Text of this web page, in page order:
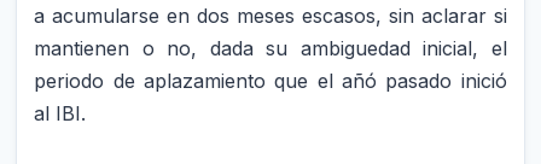
a acumularse en dos meses escasos, sin aclarar si
mantienen o no, dada su ambiguedad inicial, el
periodo de aplazamiento que el añó pasado inició
al IBI.